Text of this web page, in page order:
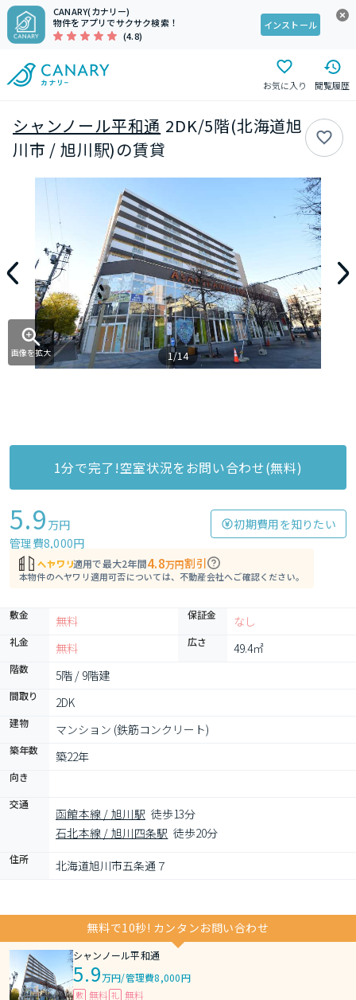
CANARY(カナリー)
物件をアプリでサクサク検索！
(4.8)
インストール
お気に入り 閲覧履歴
シャンノール平和通 2DK/5階(北海道旭
川市 / 旭川駅)の賃貸
画像を拡大 1/14
1分で完了!空室状況をお問い合わせ(無料)
5.9 万円
管理費8,000円
初期費用を知りたい
適用で最大2年間4.8万円割引
本物件のヘヤワリ適用可否については、不動産会社へご確認ください。
敷金 無料 保証金 なし
礼金 無料 広さ 49.4㎡
階数 5階 / 9階建
間取り 2DK
建物 マンション (鉄筋コンクリート)
築年数 築22年
向き
交通
函館本線 / 旭川駅 徒歩13分
石北本線 / 旭川四条駅 徒歩20分
住所 北海道旭川市五条通７
無料で10秒! カンタンお問い合わせ
シャンノール平和通
5.9万円/管理費8,000円
敷 無料 礼 無料